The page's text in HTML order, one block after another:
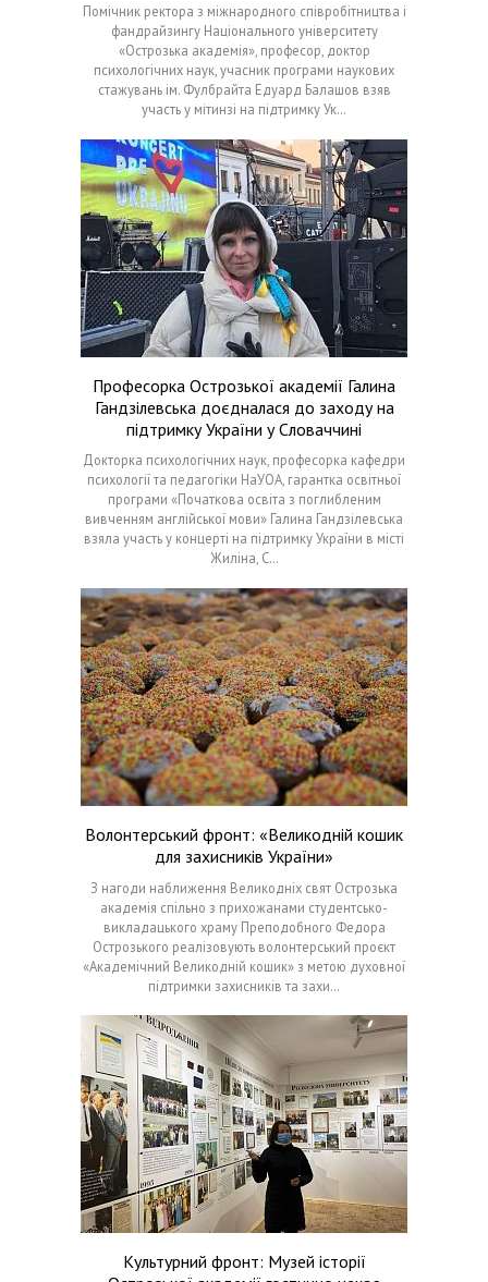
Помічник ректора з міжнародного співробітництва і
фандрайзингу Національного університету
«Острозька академія», професор, доктор
психологічних наук, учасник програми наукових
стажувань ім. Фулбрайта Едуард Балашов взяв
участь у мітинзі на підтримку Ук…
Професорка Острозької академії Галина
Гандзілевська доєдналася до заходу на
підтримку України у Словаччині
Докторка психологічних наук, професорка кафедри
психології та педагогіки НаУОА, гарантка освітньої
програми «Початкова освіта з поглибленим
вивченням англійської мови» Галина Гандзілевська
взяла участь у концерті на підтримку України в місті
Жиліна, С…
Волонтерський фронт: «Великодній кошик
для захисників України»
З нагоди наближення Великодніх свят Острозька
академія спільно з прихожанами студентсько-
викладацького храму Преподобного Федора
Острозького реалізовують волонтерський проєкт
«Академічний Великодній кошик» з метою духовної
підтримки захисників та захи…
Культурний фронт: Музей історії